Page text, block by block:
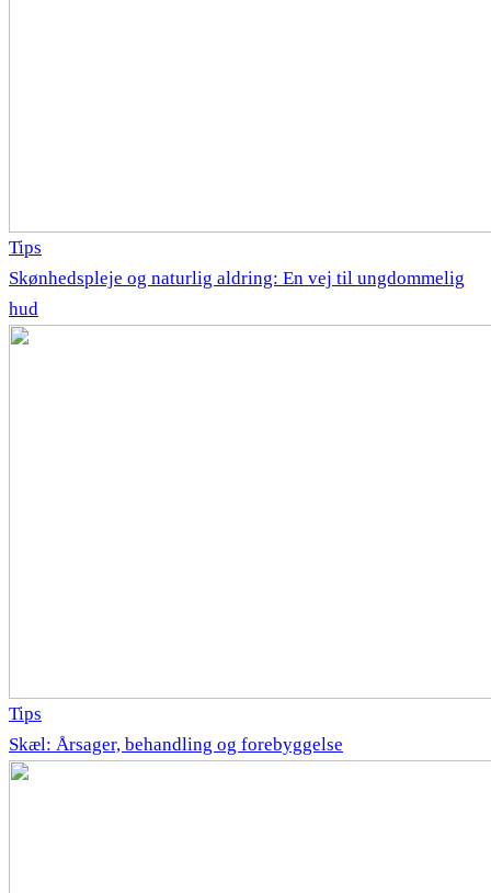
Tips
Skønhedspleje og naturlig aldring: En vej til ungdommelig
hud
Tips
Skæl: Årsager, behandling og forebyggelse